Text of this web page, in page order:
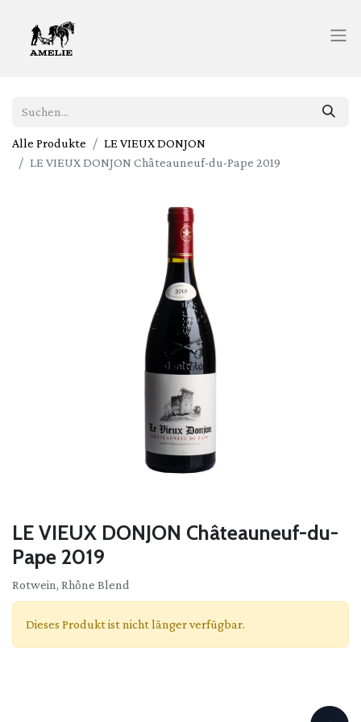
Alle Produkte
LE VIEUX DONJON
LE VIEUX DONJON Châteauneuf-du-Pape 2019
LE VIEUX DONJON Châteauneuf-du-
Pape 2019
Rotwein, Rhône Blend
Dieses Produkt ist nicht länger verfügbar.